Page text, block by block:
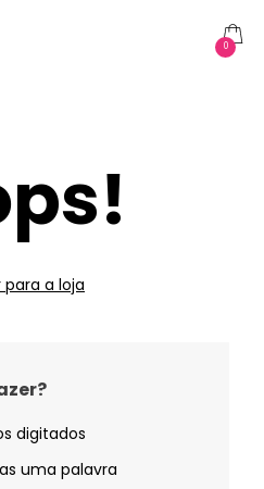
0
para a loja
digitados
uma palavra